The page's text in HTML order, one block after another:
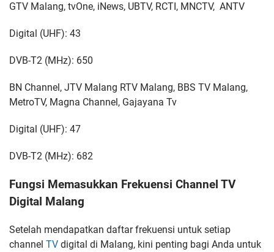
GTV Malang, tvOne, iNews, UBTV, RCTI, MNCTV, ANTV
Digital (UHF): 43
DVB-T2 (MHz): 650
BN Channel, JTV Malang RTV Malang, BBS TV Malang,
MetroTV, Magna Channel, Gajayana Tv
Digital (UHF): 47
DVB-T2 (MHz): 682
Fungsi Memasukkan Frekuensi Channel TV
Digital Malang
Setelah mendapatkan daftar frekuensi untuk setiap
channel TV digital di Malang, kini penting bagi Anda untuk